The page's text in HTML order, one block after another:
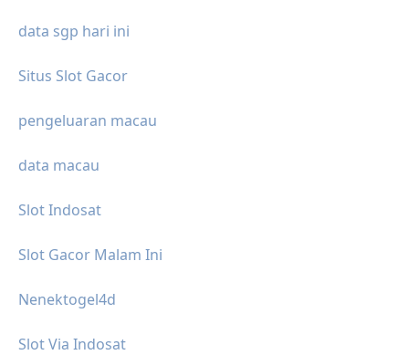
data sgp hari ini
Situs Slot Gacor
pengeluaran macau
data macau
Slot Indosat
Slot Gacor Malam Ini
Nenektogel4d
Slot Via Indosat